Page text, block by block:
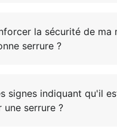
la sécurité de ma
serrure ?
signes indiquant qu'il
une serrure ?